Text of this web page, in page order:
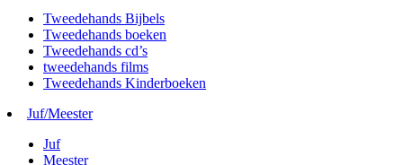
Tweedehands Bijbels
Tweedehands boeken
Tweedehands cd’s
tweedehands films
Tweedehands Kinderboeken
Juf/Meester
Juf
Meester